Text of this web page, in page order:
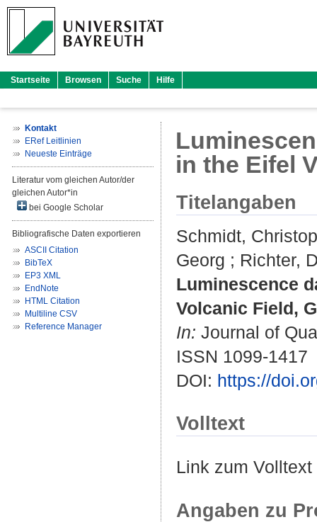
Startseite Browsen Suche Hilfe
Kontakt
ERef Leitlinien
Neueste Einträge
Literatur vom gleichen Autor/der
gleichen Autor*in
bei Google Scholar
Bibliografische Daten exportieren
ASCII Citation
BibTeX
EP3 XML
EndNote
HTML Citation
Multiline CSV
Reference Manager
in the Eifel
Titelangaben
Schmidt,
Georg ; Richter,
Luminescence
Volcanic Field,
In: Journal of
ISSN 1099-1417
DOI: https://
Volltext
Link zum
Angaben zu